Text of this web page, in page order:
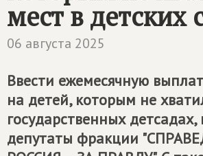
мест в детских
06 августа 2025
Ввести ежемесячную
на детей, которым не
государственных
депутаты фракции "